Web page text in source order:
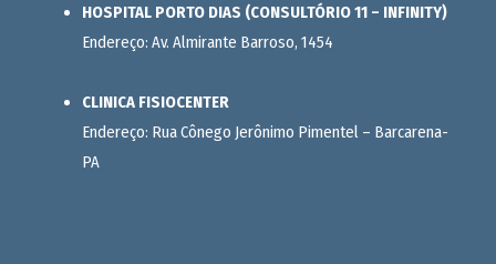
HOSPITAL PORTO DIAS (CONSULTÓRIO 11 – INFINITY)
Endereço: Av. Almirante Barroso, 1454
CLINICA FISIOCENTER
Endereço: Rua Cônego Jerônimo Pimentel – Barcarena-
PA